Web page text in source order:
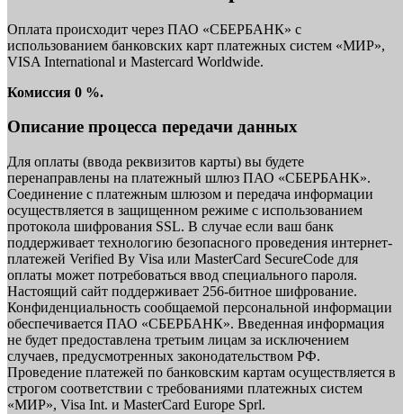
Оплата происходит через ПАО «СБЕРБАНК» с
использованием банковских карт платежных систем «МИР»,
VISA International и Mastercard Worldwide.
Комиссия 0 %.
Описание процесса передачи данных
Для оплаты (ввода реквизитов карты) вы будете
перенаправлены на платежный шлюз ПАО «СБЕРБАНК».
Соединение с платежным шлюзом и передача информации
осуществляется в защищенном режиме с использованием
протокола шифрования SSL. В случае если ваш банк
поддерживает технологию безопасного проведения интернет-
платежей Verified By Visa или MasterCard SecureCode для
оплаты может потребоваться ввод специального пароля.
Настоящий сайт поддерживает 256-битное шифрование.
Конфиденциальность сообщаемой персональной информации
обеспечивается ПАО «СБЕРБАНК». Введенная информация
не будет предоставлена третьим лицам за исключением
случаев, предусмотренных законодательством РФ.
Проведение платежей по банковским картам осуществляется в
строгом соответствии с требованиями платежных систем
«МИР», Visa Int. и MasterCard Europe Sprl.